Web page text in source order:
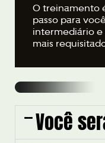
O treinamento
passo para
intermediário e
mais
Você